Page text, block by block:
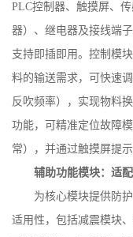
PLC控制器、触摸屏、
器）、继电器及接线端
支持即插即用。控制模
料的输送需求，可快速
反吹频率），实现物料
功能，可精准定位故障
常），并通过触摸屏提
辅助功能模块：适
为核心模块提供防
适用性，包括减震模块